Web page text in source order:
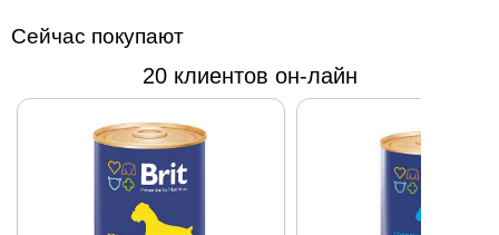
брючинах. На
спинке- карман
вышивкой.
Практичное и
решение на
каждый день.
Сейчас покупают
20 клиентов он-лайн